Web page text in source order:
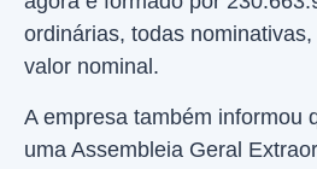
ordinárias, todas
valor nominal.
A empresa também informou
uma Assembleia Geral